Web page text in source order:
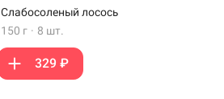
Слабосоленый лосось
150 г · 8 шт.
329 ₽